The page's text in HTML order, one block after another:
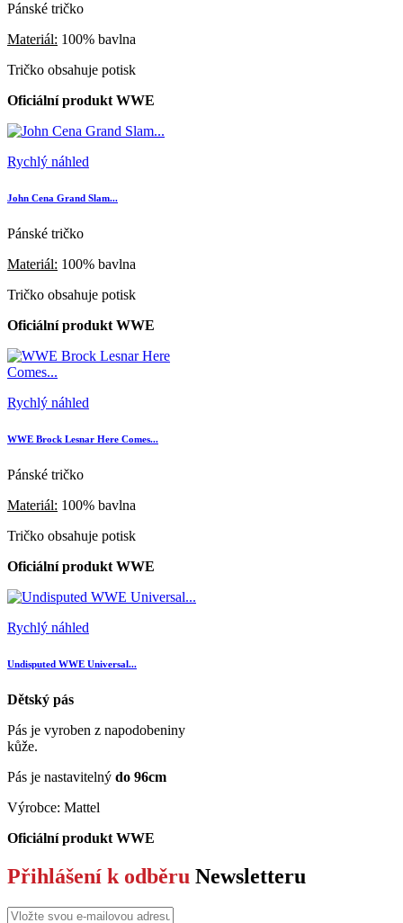
Pánské tričko
Materiál: 100% bavlna
Tričko obsahuje potisk
Oficiální produkt WWE
Rychlý náhled
John Cena Grand Slam...
Pánské tričko
Materiál: 100% bavlna
Tričko obsahuje potisk
Oficiální produkt WWE
Rychlý náhled
WWE Brock Lesnar Here Comes...
Pánské tričko
Materiál: 100% bavlna
Tričko obsahuje potisk
Oficiální produkt WWE
Rychlý náhled
Undisputed WWE Universal...
Dětský pás
Pás je vyroben z napodobeniny
kůže.
Pás je nastavitelný do 96cm
Výrobce: Mattel
Oficiální produkt WWE
Přihlášení k odběru Newsletteru